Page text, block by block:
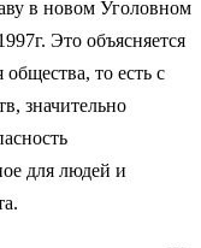
в новом Уголовном
Это объясняется
то есть с
значительно
для людей и